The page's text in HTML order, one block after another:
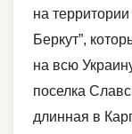
на территории
Беркут”,
на всю
поселка
длинная в